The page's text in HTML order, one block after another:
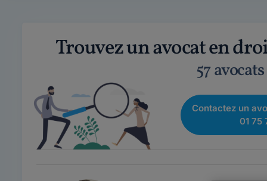
Trouvez un avocat en
57
Contactez un
01 75